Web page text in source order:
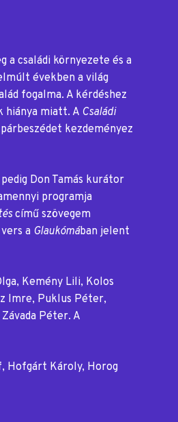
a családi környezete és a
években a világ
fogalma. A kérdéshez
hiánya miatt. A Családi
kezdeményez
Don Tamás kurátor
programja
című szövegem
a Glaukómában jelent
Kemény Lili, Kolos
Imre, Puklus Péter,
Péter. A
Hofgárt Károly, Horog